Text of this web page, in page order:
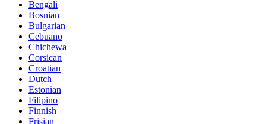
Bengali
Bosnian
Bulgarian
Cebuano
Chichewa
Corsican
Croatian
Dutch
Estonian
Filipino
Finnish
Frisian